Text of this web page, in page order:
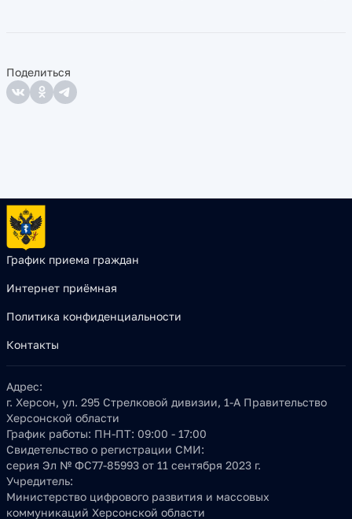
Поделиться
График приема граждан
Интернет приёмная
Политика конфиденциальности
Контакты
Адрес:
г. Херсон, ул. 295 Стрелковой дивизии, 1-А Правительство
Херсонской области
График работы: ПН-ПТ: 09:00 - 17:00
Свидетельство о регистрации СМИ:
серия Эл № ФС77-85993 от 11 сентября 2023 г.
Учредитель:
Министерство цифрового развития и массовых
коммуникаций Херсонской области